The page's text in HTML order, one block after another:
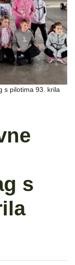
s pilotima 93. krila
s